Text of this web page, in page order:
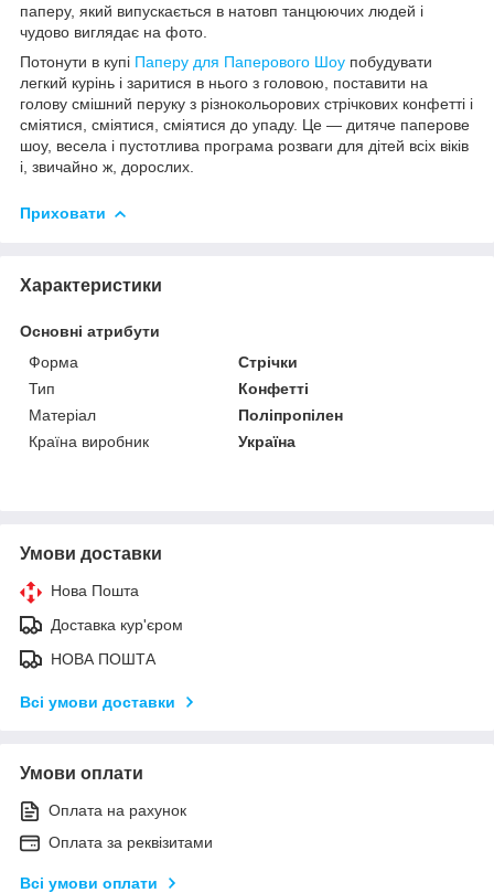
паперу, який випускається в натовп танцюючих людей і
чудово виглядає на фото.
Потонути в купі Паперу для Паперового Шоу побудувати
легкий курінь і заритися в нього з головою, поставити на
голову смішний перуку з різнокольорових стрічкових конфетті і
сміятися, сміятися, сміятися до упаду. Це — дитяче паперове
шоу, весела і пустотлива програма розваги для дітей всіх віків
і, звичайно ж, дорослих.
Приховати
Характеристики
Основні атрибути
Форма
Стрічки
Тип
Конфетті
Матеріал
Поліпропілен
Країна виробник
Україна
Умови доставки
Нова Пошта
Доставка кур'єром
НОВА ПОШТА
Всі умови доставки
Умови оплати
Оплата на рахунок
Оплата за реквізитами
Всі умови оплати